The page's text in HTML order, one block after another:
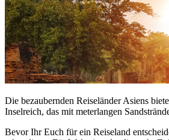
Die bezaubernden Reiseländer Asiens
Inselreich, das mit meterlangen
Bevor Ihr Euch für ein Reiseland